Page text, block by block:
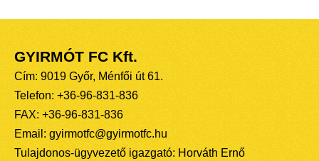
GYIRMÓT FC Kft.
Cím: 9019 Győr, Ménfői út 61.
Telefon: +36-96-831-836
FAX: +36-96-831-836
Email: gyirmotfc@gyirmotfc.hu
Tulajdonos-ügyvezető igazgató: Horváth Ernő